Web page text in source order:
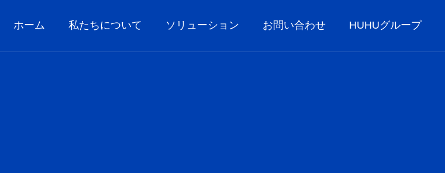
ホーム 私たちについて ソリューション お問い合わせ HUHUグループ